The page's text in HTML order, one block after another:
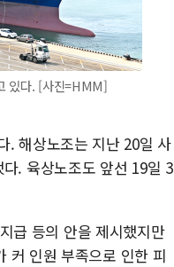
있다. [사진=HMM]
. 해상노조는 지난 20일 사
. 육상노조도 앞선 19일 3
급 등의 안을 제시했지만
커 인원 부족으로 인한 피